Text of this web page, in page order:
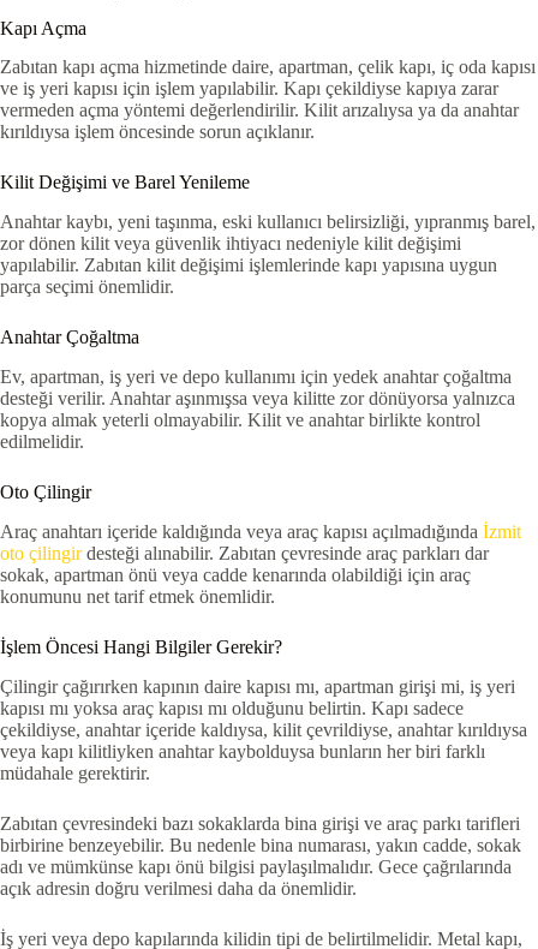
Kapı Açma
Zabıtan kapı açma hizmetinde daire, apartman, çelik kapı, iç oda kapısı
ve iş yeri kapısı için işlem yapılabilir. Kapı çekildiyse kapıya zarar
vermeden açma yöntemi değerlendirilir. Kilit arızalıysa ya da anahtar
kırıldıysa işlem öncesinde sorun açıklanır.
Kilit Değişimi ve Barel Yenileme
Anahtar kaybı, yeni taşınma, eski kullanıcı belirsizliği, yıpranmış barel,
zor dönen kilit veya güvenlik ihtiyacı nedeniyle kilit değişimi
yapılabilir. Zabıtan kilit değişimi işlemlerinde kapı yapısına uygun
parça seçimi önemlidir.
Anahtar Çoğaltma
Ev, apartman, iş yeri ve depo kullanımı için yedek anahtar çoğaltma
desteği verilir. Anahtar aşınmışsa veya kilitte zor dönüyorsa yalnızca
kopya almak yeterli olmayabilir. Kilit ve anahtar birlikte kontrol
edilmelidir.
Oto Çilingir
Araç anahtarı içeride kaldığında veya araç kapısı açılmadığında İzmit
oto çilingirdesteği alınabilir. Zabıtan çevresinde araç parkları dar
sokak, apartman önü veya cadde kenarında olabildiği için araç
konumunu net tarif etmek önemlidir.
İşlem Öncesi Hangi Bilgiler Gerekir?
Çilingir çağırırken kapının daire kapısı mı, apartman girişi mi, iş yeri
kapısı mı yoksa araç kapısı mı olduğunu belirtin. Kapı sadece
çekildiyse, anahtar içeride kaldıysa, kilit çevrildiyse, anahtar kırıldıysa
veya kapı kilitliyken anahtar kaybolduysa bunların her biri farklı
müdahale gerektirir.
Zabıtan çevresindeki bazı sokaklarda bina girişi ve araç parkı tarifleri
birbirine benzeyebilir. Bu nedenle bina numarası, yakın cadde, sokak
adı ve mümkünse kapı önü bilgisi paylaşılmalıdır. Gece çağrılarında
açık adresin doğru verilmesi daha da önemlidir.
İş yeri veya depo kapılarında kilidin tipi de belirtilmelidir. Metal kapı,